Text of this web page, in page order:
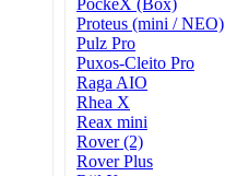
PockeX (Box)
Proteus (mini / NEO)
Pulz Pro
Puxos-Cleito Pro
Raga AIO
Rhea X
Reax mini
Rover (2)
Rover Plus